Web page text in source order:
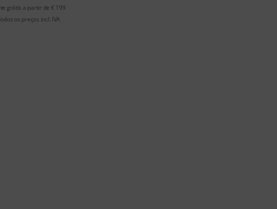
grátis a partir de € 199
os preços incl. IVA